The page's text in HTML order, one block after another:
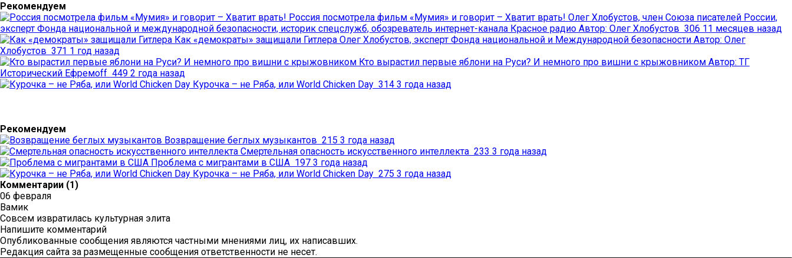
Рекомендуем
Россия посмотрела фильм «Мумия» и говорит – Хватит врать! Олег Хлобустов, член Союза писателей России,
эксперт Фонда национальной и международной безопасности, историк спецслужб, обозреватель интернет-канала Красное радио Автор: Олег Хлобустов 306 11 месяцев назад
Как «демократы» защищали Гитлера Олег Хлобустов, эксперт Фонда национальной и Международной безопасности Автор: Олег
Хлобустов 371 1 год назад
Кто вырастил первые яблони на Руси? И немного про вишни с крыжовником Автор: ТГ
Исторический Ефремоff 449 2 года назад
Курочка – не Ряба, или World Chicken Day 314 3 года назад
Рекомендуем
Возвращение беглых музыкантов 215 3 года назад
Смертельная опасность искусственного интеллекта 233 3 года назад
Проблема с мигрантами в США 197 3 года назад
Курочка – не Ряба, или World Chicken Day 275 3 года назад
Комментарии (1)
06 февраля
Вамик
Совсем извратилась культурная элита
Напишите комментарий
Опубликованные сообщения являются частными мнениями лиц, их написавших.
Редакция сайта за размещенные сообщения ответственности не несет.